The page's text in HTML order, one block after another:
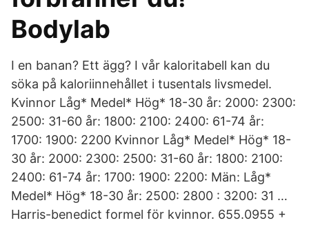
Bodylab
I en banan? Ett ägg? I vår kaloritabell kan du
söka på kaloriinnehållet i tusentals livsmedel.
Kvinnor Låg* Medel* Hög* 18-30 år: 2000: 2300:
2500: 31-60 år: 1800: 2100: 2400: 61-74 år:
1700: 1900: 2200 Kvinnor Låg* Medel* Hög* 18-
30 år: 2000: 2300: 2500: 31-60 år: 1800: 2100:
2400: 61-74 år: 1700: 1900: 2200: Män: Låg*
Medel* Hög* 18-30 år: 2500: 2800 : 3200: 31 …
Harris-benedict formel för kvinnor. 655.0955 +